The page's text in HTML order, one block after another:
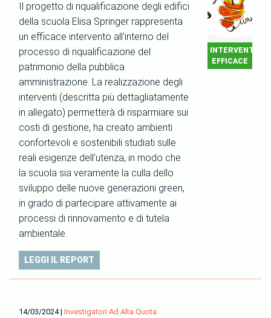
Il progetto di riqualificazione degli edifici
della scuola Elisa Springer rappresenta
un efficace intervento all'interno del
processo di riqualificazione del
patrimonio della pubblica
amministrazione. La realizzazione degli
interventi (descritta più dettagliatamente
in allegato) permetterà di risparmiare sui
costi di gestione, ha creato ambienti
confortevoli e sostenibili studiati sulle
reali esigenze dell'utenza, in modo che
la scuola sia veramente la culla dello
sviluppo delle nuove generazioni green,
in grado di partecipare attivamente ai
processi di rinnovamento e di tutela
ambientale.
INTERVENTO
EFFICACE
LEGGI IL REPORT
14/03/2024| Investigatori Ad Alta Quota